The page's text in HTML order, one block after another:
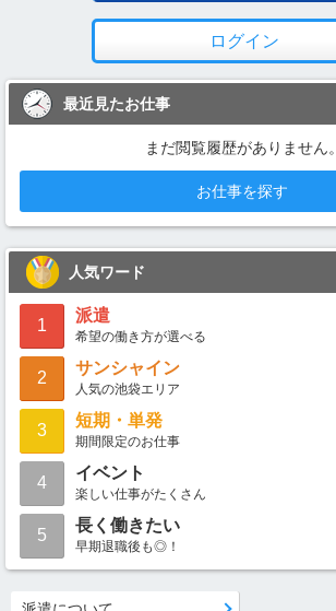
ログイン
最近見たお仕事
まだ閲覧履歴がありません。
お仕事を探す
人気ワード
1
派遣
希望の働き方が選べる
2
サンシャイン
人気の池袋エリア
3
短期・単発
期間限定のお仕事
4
イベント
楽しい仕事がたくさん
5
長く働きたい
早期退職後も◎！